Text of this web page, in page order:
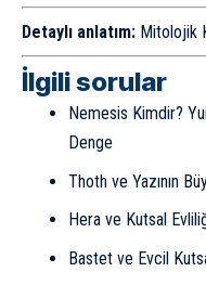
Detaylı anlatım: Mitolojik
İlgili sorular
Nemesis Kimdir?
Denge
Thoth ve Yazının
Hera ve Kutsal
Bastet ve Evcil